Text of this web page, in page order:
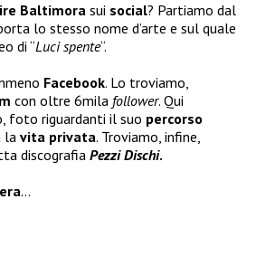
Baltimorasui social? Partiamo dal
lo stesso nome d’arte e sul quale
di “Luci spente“.
Facebook. Lo troviamo,
con oltre 6mila follower. Qui
foto riguardanti il suo percorso
la vita privata. Troviamo, infine,
discografia Pezzi Dischi.
…